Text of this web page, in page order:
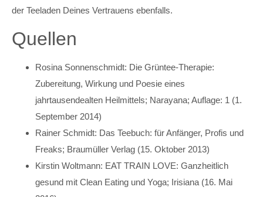
der Teeladen Deines Vertrauens ebenfalls.
Quellen
Rosina Sonnenschmidt: Die Grüntee-Therapie:
Zubereitung, Wirkung und Poesie eines
jahrtausendealten Heilmittels; Narayana; Auflage: 1 (1.
September 2014)
Rainer Schmidt: Das Teebuch: für Anfänger, Profis und
Freaks; Braumüller Verlag (15. Oktober 2013)
Kirstin Woltmann: EAT TRAIN LOVE: Ganzheitlich
gesund mit Clean Eating und Yoga; Irisiana (16. Mai